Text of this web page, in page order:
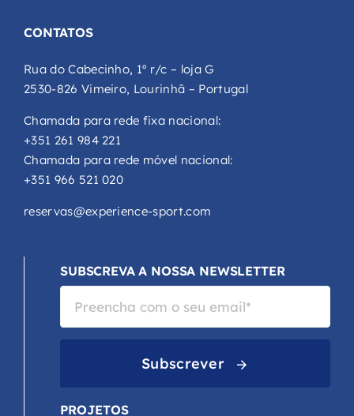
CONTATOS
Rua do Cabecinho, 1º r/c – loja G
2530-826 Vimeiro, Lourinhã – Portugal
Chamada para rede fixa nacional:
+351 261 984 221
Chamada para rede móvel nacional:
+351 966 521 020
reservas@experience-sport.com
SUBSCREVA A NOSSA NEWSLETTER
Subscrever
PROJETOS